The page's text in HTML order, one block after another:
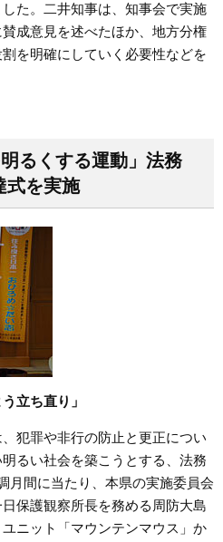
た。二井知事は、知事会で実施
成意見を述べたほか、地方分権
を明確にしていく必要性などを
るくする運動」法務
式を実施
立ち直り」
犯罪や非行の防止と更正につい
るい社会を築こうとする、法務
月間に当たり、本県の実施委員会
保護観察所長を務める周防大島
ニット「マウンテンマウス」か